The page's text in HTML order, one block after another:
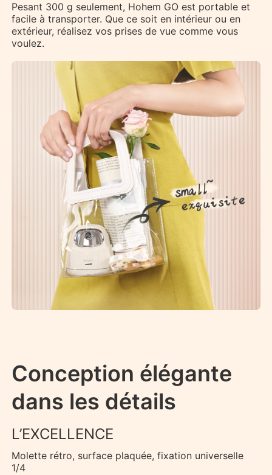
Pesant 300 g seulement, Hohem GO est portable et
facile à transporter. Que ce soit en intérieur ou en
extérieur, réalisez vos prises de vue comme vous
voulez.
Conception élégante
dans les détails
L’EXCELLENCE
Molette rétro, surface plaquée, fixation universelle
1/4